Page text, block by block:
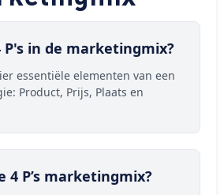
P's in de marketingmix?
essentiële elementen van een
Product, Prijs, Plaats en
4 P’s marketingmix?